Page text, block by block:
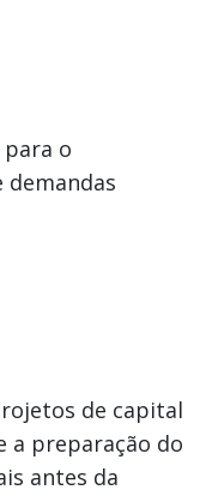
o
demandas
de capital
a preparação do
antes da